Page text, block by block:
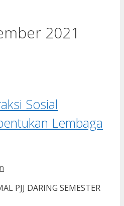
2021
Sosial
Lembaga
PJJ DARING SEMESTER